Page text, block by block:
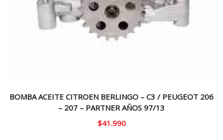
BOMBA ACEITE CITROEN BERLINGO – C3 / PEUGEOT 206
– 207 – PARTNER AÑOS 97/13
$41.990